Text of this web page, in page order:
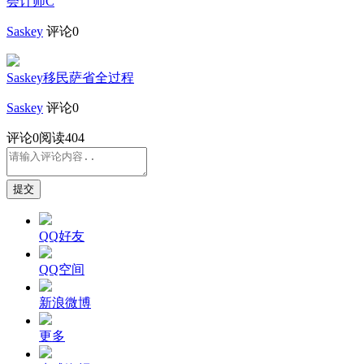
Saskey 评论0
Saskey移民萨省全过程
Saskey 评论0
评论0阅读404
提交
QQ好友
QQ空间
新浪微博
更多